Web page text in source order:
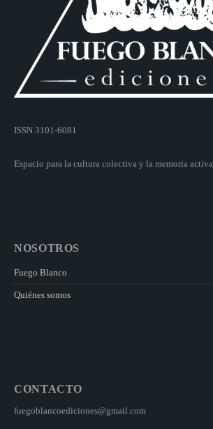
ISSN 3101-6081
Espacio para la cultura colectiva y la memoria activa.
NOSOTROS
Fuego Blanco
Quiénes somos
CONTACTO
fuegoblancoediciones@gmail.com